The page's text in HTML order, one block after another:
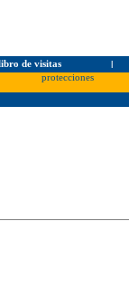
de visitas l
protecciones